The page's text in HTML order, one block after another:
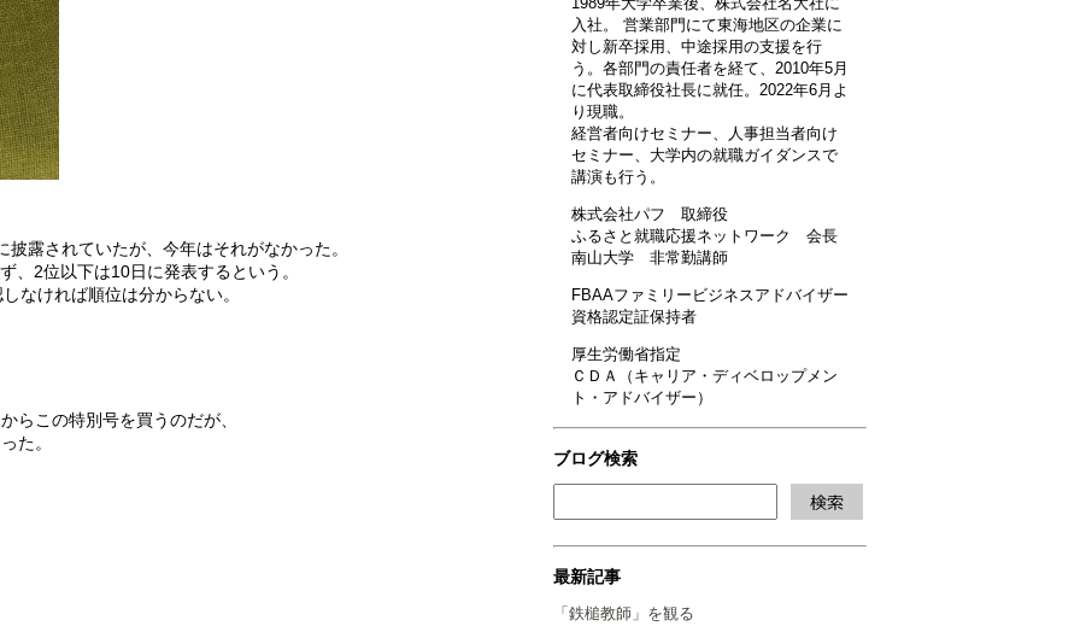
入社。 営業部門にて東海地区の企業に
対し新卒採用、中途採用の支援を行
う。各部門の責任者を経て、2010年5月
に代表取締役社長に就任。2022年6月よ
り現職。
経営者向けセミナー、人事担当者向け
セミナー、大学内の就職ガイダンスで
講演も行う。
株式会社パフ 取締役
ふるさと就職応援ネットワーク 会長
南山大学 非常勤講師
FBAAファミリービジネスアドバイザー
資格認定証保持者
厚生労働省指定
ＣＤＡ（キャリア・ディベロップメン
ト・アドバイザー）
ブログ検索
最新記事
「鉄槌教師」を観る
露されていたが、今年はそれがなかった。
、2位以下は10日に発表するという。
なければ順位は分からない。
らこの特別号を買うのだが、
た。